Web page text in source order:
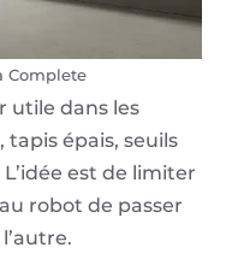
Complete
utile dans les
épais, seuils
est de limiter
robot de passer